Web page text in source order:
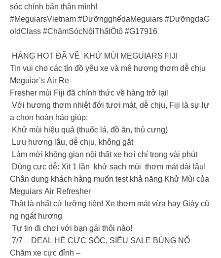
sóc chính bản thân mình!
#MeguiarsVietnam #DưỡngghếdaMeguiars #DưỡngdaG
oldClass #ChămSócNộiThấtÔtô #G17916
HÀNG HOT ĐÃ VỀ KHỬ MÙI MEGUIARS FIJI
Tin vui cho các tín đồ yêu xe và mê hương thơm dễ chịu
Meguiar’s Air Re-
Fresher mùi Fiji đã chính thức về hàng trở lại!
Với hương thơm nhiệt đới tươi mát, dễ chịu, Fiji là sự lự
a chọn hoàn hảo giúp:
Khử mùi hiệu quả (thuốc lá, đồ ăn, thú cưng)
Lưu hương lâu, dễ chịu, không gắt
Làm mới không gian nội thất xe hơi chỉ trong vài phút
Dùng cực dễ: Xịt 1 lần khử sạch mùi thơm mát dài lâu!
Chân dung khách hàng muốn test khả năng Khử Mùi của
Meguiars Air Refresher
Thật là nhất cử lưỡng tiện! Xe thơm mát vừa hay Giày cũ
ng ngát hương
Tự tin đi chơi với bạn gái thôi nào!
7/7 – DEAL HÈ CỰC SỐC, SIÊU SALE BÙNG NỔ
Chăm xe cực đỉnh –